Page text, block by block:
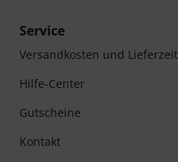
Service
Versandkosten und
Hilfe-Center
Gutscheine
Kontakt